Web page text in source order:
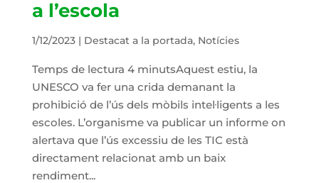
a l’escola
1/12/2023| Destacat a la portada, Notícies
Temps de lectura 4 minutsAquest estiu, la
UNESCO va fer una crida demanant la
prohibició de l’ús dels mòbils intel·ligents a les
escoles. L’organisme va publicar un informe on
alertava que l’ús excessiu de les TIC està
directament relacionat amb un baix
rendiment...